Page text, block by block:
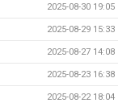
2025-08-30 19:05
2025-08-29 15:33
2025-08-27 14:08
2025-08-23 16:38
2025-08-22 18:04